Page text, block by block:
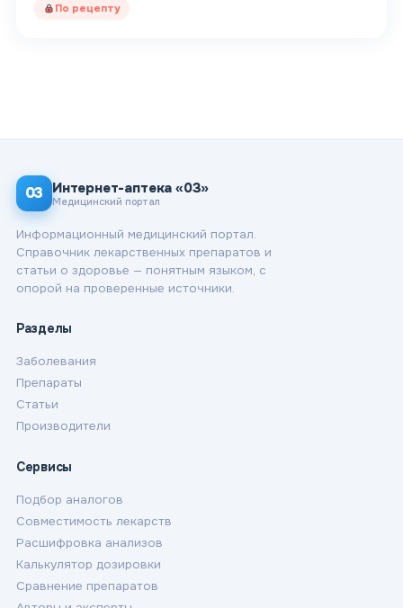
По рецепту
03 Интернет-аптека «03»
Медицинский портал
Информационный медицинский портал.
Справочник лекарственных препаратов и
статьи о здоровье — понятным языком, с
опорой на проверенные источники.
Разделы
Заболевания
Препараты
Статьи
Производители
Сервисы
Подбор аналогов
Совместимость лекарств
Расшифровка анализов
Калькулятор дозировки
Сравнение препаратов